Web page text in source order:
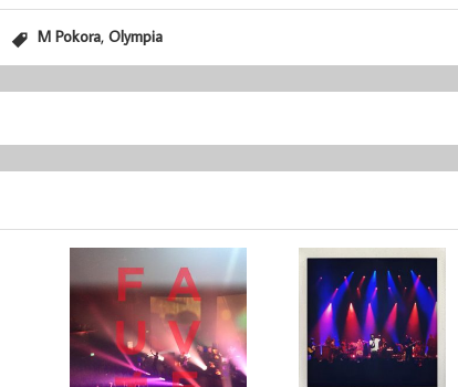
M Pokora, Olympia